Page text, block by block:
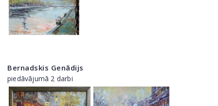
Bernadskis Genādijs
piedāvājumā 2 darbi